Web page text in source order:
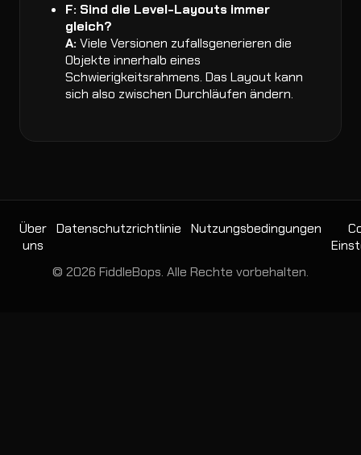
F: Sind die Level-Layouts immer
gleich?
A: Viele Versionen zufallsgenerieren die
Objekte innerhalb eines
Schwierigkeitsrahmens. Das Layout kann
sich also zwischen Durchläufen ändern.
Über
uns
Datenschutzrichtlinie Nutzungsbedingungen
© 2026 FiddleBops. Alle Rechte vorbehalten.